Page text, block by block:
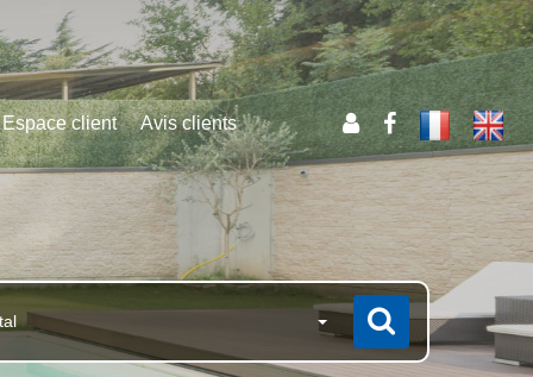
Espace client Avis clients